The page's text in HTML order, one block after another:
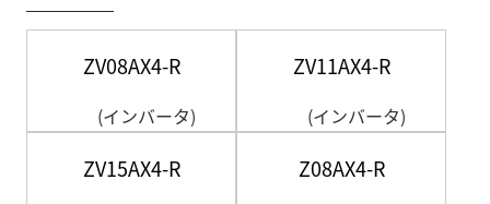
ZV08AX4-R
(インバータ)
ZV11AX4-R
(インバータ)
ZV15AX4-R Z08AX4-R